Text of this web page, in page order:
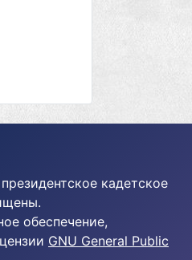
кадетское
обеспечение,
GNU General Public